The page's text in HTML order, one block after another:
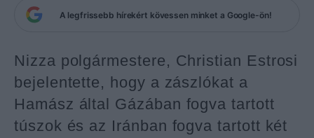
A legfrissebb hírekért kövessen minket a Google-ön!
Nizza polgármestere, Christian Estrosi
bejelentette, hogy a zászlókat a
Hamász által Gázában fogva tartott
túszok és az Iránban fogva tartott két